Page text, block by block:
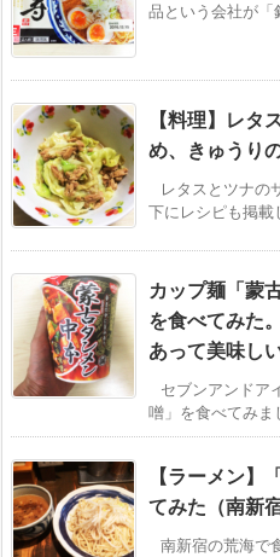
品という会社が
【料理】レタ
め、きゅうり
レタスとツナの
下にレシピも掲
カップ麺「蒙
を食べてみた
あって美味し
セブンアンドア
噌」を食べてみ
【ラーメン】
てみた（南新宿
南新宿の荒海で